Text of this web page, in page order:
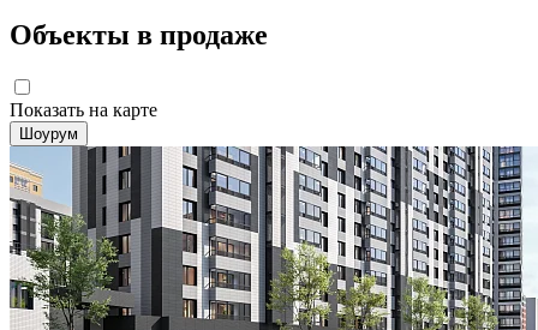
Объекты в продаже
Показать на карте
Шоурум